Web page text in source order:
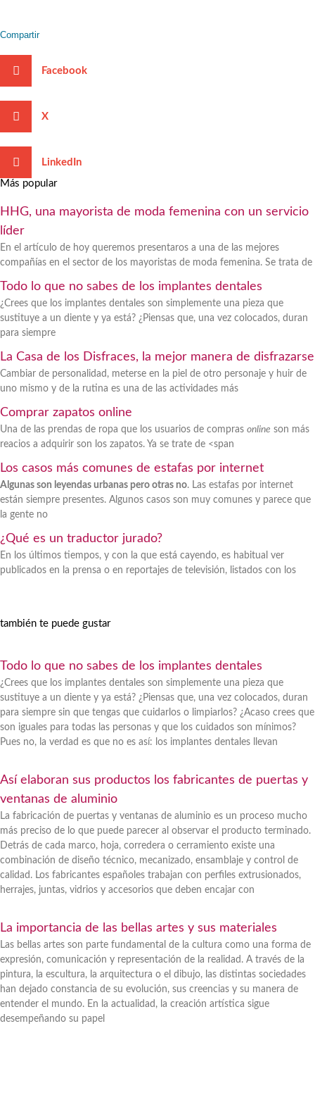
Compartir
Facebook
X
LinkedIn
Más popular
HHG, una mayorista de moda femenina con un servicio
líder
En el artículo de hoy queremos presentaros a una de las mejores
compañías en el sector de los mayoristas de moda femenina. Se trata de
Todo lo que no sabes de los implantes dentales
¿Crees que los implantes dentales son simplemente una pieza que
sustituye a un diente y ya está? ¿Piensas que, una vez colocados, duran
para siempre
La Casa de los Disfraces, la mejor manera de disfrazarse
Cambiar de personalidad, meterse en la piel de otro personaje y huir de
uno mismo y de la rutina es una de las actividades más
Comprar zapatos online
Una de las prendas de ropa que los usuarios de compras online son más
reacios a adquirir son los zapatos. Ya se trate de <span
Los casos más comunes de estafas por internet
Algunas son leyendas urbanas pero otras no. Las estafas por internet
están siempre presentes. Algunos casos son muy comunes y parece que
la gente no
¿Qué es un traductor jurado?
En los últimos tiempos, y con la que está cayendo, es habitual ver
publicados en la prensa o en reportajes de televisión, listados con los
también te puede gustar
Todo lo que no sabes de los implantes dentales
¿Crees que los implantes dentales son simplemente una pieza que
sustituye a un diente y ya está? ¿Piensas que, una vez colocados, duran
para siempre sin que tengas que cuidarlos o limpiarlos? ¿Acaso crees que
son iguales para todas las personas y que los cuidados son mínimos?
Pues no, la verdad es que no es así: los implantes dentales llevan
Así elaboran sus productos los fabricantes de puertas y
ventanas de aluminio
La fabricación de puertas y ventanas de aluminio es un proceso mucho
más preciso de lo que puede parecer al observar el producto terminado.
Detrás de cada marco, hoja, corredera o cerramiento existe una
combinación de diseño técnico, mecanizado, ensamblaje y control de
calidad. Los fabricantes españoles trabajan con perfiles extrusionados,
herrajes, juntas, vidrios y accesorios que deben encajar con
La importancia de las bellas artes y sus materiales
Las bellas artes son parte fundamental de la cultura como una forma de
expresión, comunicación y representación de la realidad. A través de la
pintura, la escultura, la arquitectura o el dibujo, las distintas sociedades
han dejado constancia de su evolución, sus creencias y su manera de
entender el mundo. En la actualidad, la creación artística sigue
desempeñando su papel